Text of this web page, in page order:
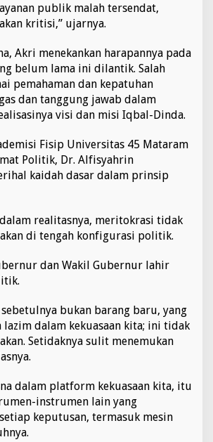
publik malah tersendat,
kritisi,” ujarnya.
Akri menekankan harapannya pada
belum lama ini dilantik. Salah
pemahaman dan kepatuhan
dan tanggung jawab dalam
visi dan misi Iqbal-Dinda.
Fisip Universitas 45 Mataram
Politik, Dr. Alfisyahrin
kaidah dasar dalam prinsip
realitasnya, meritokrasi tidak
di tengah konfigurasi politik.
dan Wakil Gubernur lahir
bukan barang baru, yang
dalam kekuasaan kita; ini tidak
Setidaknya sulit menemukan
dalam platform kekuasaan kita, itu
instrumen lain yang
keputusan, termasuk mesin